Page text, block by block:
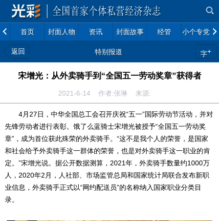
首页 封面人物 资讯 封面故事 经管 小个专党建
返回 特别报道 字+
宋增光：从外卖骑手到“全国五一劳动奖章”获得者
2021-6-14 作者:张琳 来源:
4月27日，中华全国总工会召开庆祝“五一”国际劳动节活动，并对
先锋劳动者进行表彰。饿了么蓝骑士宋增光被授予“全国五一劳动奖
章”，成为首位获此殊荣的外卖骑手。“这不是我个人的荣誉，是国家
和社会给予外卖骑手这一群体的荣誉，也是对外卖骑手这一职业的肯
定。”宋增光说。据公开数据测算，2021年，外卖骑手数量约1000万
人，2020年2月，人社部、市场监管总局和国家统计局联合发布新职
业信息，外卖骑手正式以“网约配送员”的名称纳入国家职业分类目
录。